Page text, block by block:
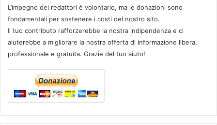
L’impegno dei redattori è volontario, ma le donazioni sono
fondamentali per sostenere i costi del nostro sito.
Il tuo contributo rafforzerebbe la nostra indipendenza e ci
aiuterebbe a migliorare la nostra offerta di informazione libera,
professionale e gratuita. Grazie del tuo aiuto!